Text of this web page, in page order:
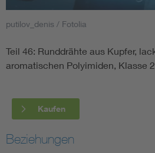
Smart Cities
DKE Fachinformationen im
Circular Economy für mehr
putilov_denis / Fotolia
Teil 46: Runddrähte aus Kupfer,
aromatischen Polyimiden, Klasse
Kaufen
Beziehungen